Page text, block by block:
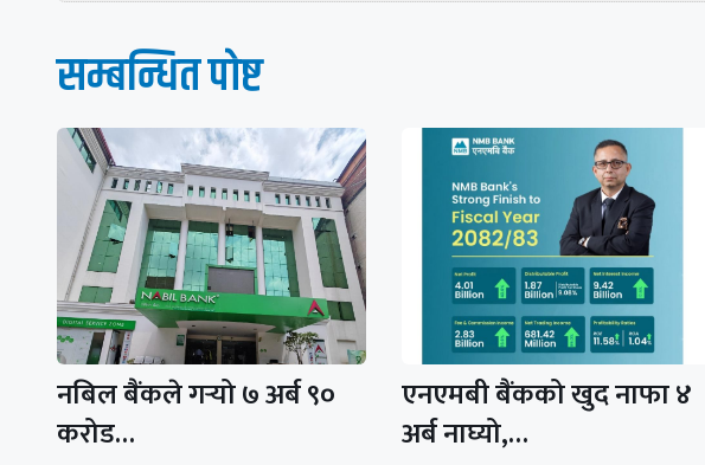
सम्बन्धित पाेष्ट
नबिल बैंकले गर्‍यो ७ अर्ब ९०
करोड…
एनएमबी बैंकको खुद नाफा ४
अर्ब नाघ्यो,…